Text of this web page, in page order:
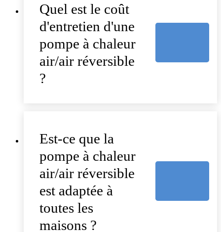
Quel est le coût
d'entretien d'une
pompe à chaleur
air/air réversible
?
Est-ce que la
pompe à chaleur
air/air réversible
est adaptée à
toutes les
maisons ?